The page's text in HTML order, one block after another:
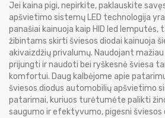
Jei kaina pigi, nepirkite, paklauskite
apšvietimo sistemų LED technologija
panašiai kainuoja kaip HID led lemputės,
žibintams skirti šviesos diodai kainuoja
akivaizdžių privalumų. Naudojant
prijungti ir naudoti bei ryškesnė šviesa
komfortui. Daug kalbėjome apie
šviesos diodus automobilių apšvietimo
patarimai, kuriuos turėtumėte palikti
saugumo ir efektyvumo, pigesni šviesos